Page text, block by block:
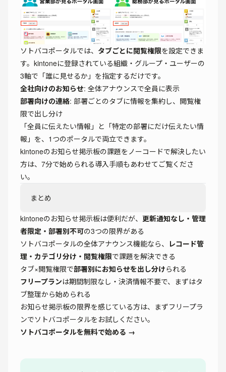
ソトバコポータルでは、 タブごとに閲覧権限を設定できま
す。kintoneに登録されている組織・グループ・ユーザーの
3軸で「誰に見せるか」を指定するだけです。
全社向けのお知らせ: 全体アナウンスで全員に表示
部署向けの連絡: 部署ごとのタブに情報を集約し、閲覧権
限で出し分け
「全員に伝えたい情報」と「特定の部署にだけ伝えたい情
報」を、1つのポータルで両立できます。
kintoneのお知らせ掲示板の課題をノーコードで解決したい
方は、 7分で始められる導入手順もあわせてご覧くださ
い。
まとめ
kintoneのお知らせ掲示板は便利だが、 更新通知なし・管理
者限定・部署別不可の3つの限界がある
ソトバコポータルの全体アナウンス機能なら、
レコード管
理・カテゴリ分け・閲覧権限で課題を解決できる
タブ×閲覧権限で部署別にお知らせを出し分けられる
フリープランは期間制限なし・決済情報不要で、まずはタ
ブ整理から始められる
お知らせ掲示板の限界を感じている方は、まずフリープラ
ンでソトバコポータルをお試しください。
ソトバコポータルを無料で始める →